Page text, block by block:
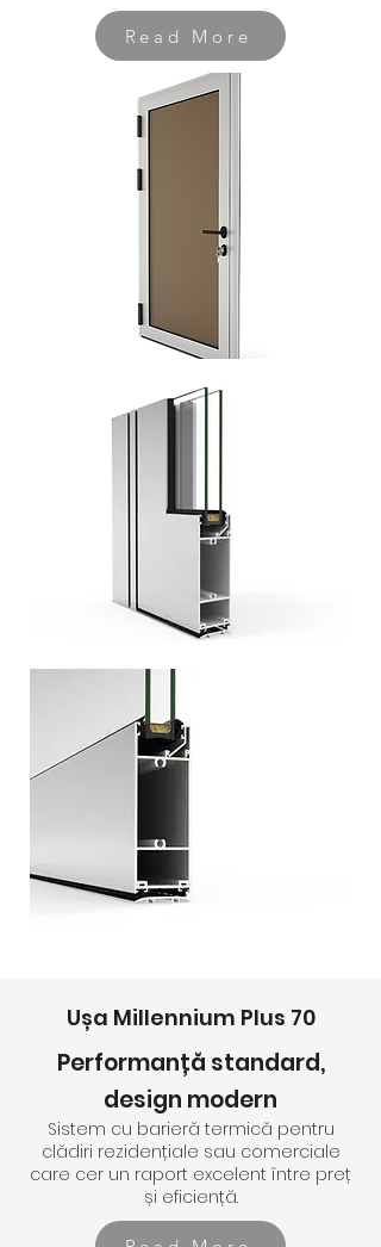
Read More
Ușa Millennium Plus 70
Performanță standard,
design modern
Sistem cu barieră termică pentru
clădiri rezidențiale sau comerciale
care cer un raport excelent între preț
și eficiență.